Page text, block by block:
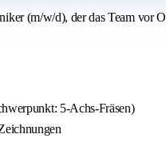
(m/w/d), der das Team
5-Achs-Fräsen)